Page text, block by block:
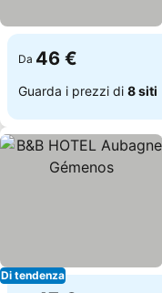
Da 46 €
Guarda i prezzi di 8 siti
Di tendenza